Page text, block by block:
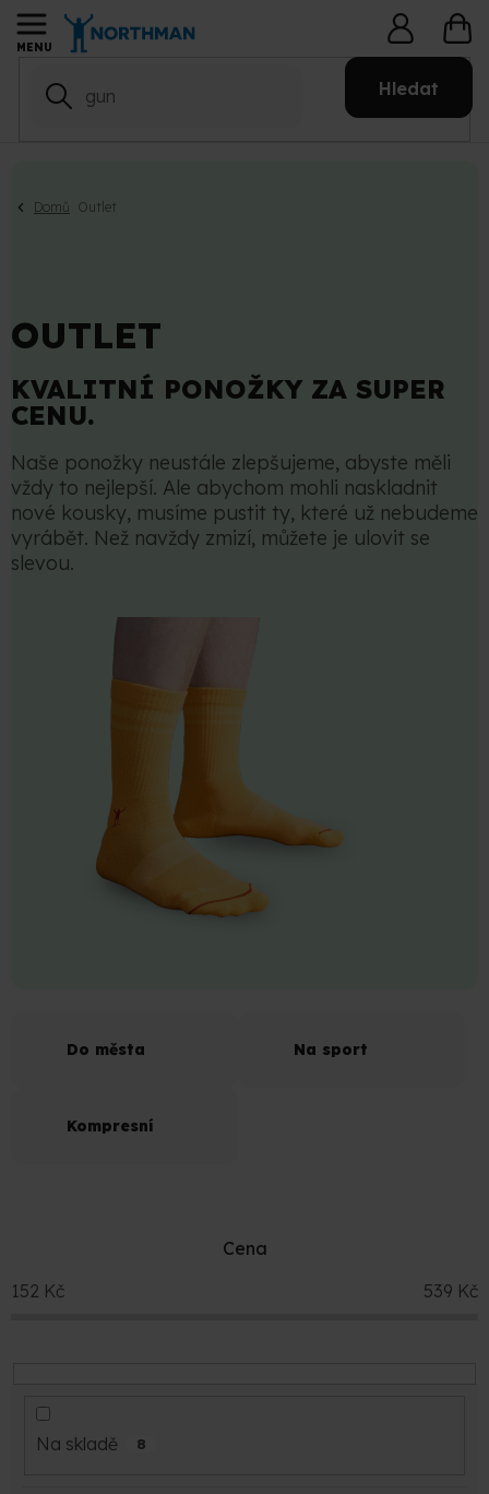
Přejít
na
Hledat
Domů Outlet
OUTLET
KVALITNÍ PONOŽKY ZA SUPER
CENU.
Naše ponožky neustále zlepšujeme, abyste měli
vždy to nejlepší. Ale abychom mohli naskladnit
nové kousky, musíme pustit ty, které už nebudeme
vyrábět. Než navždy zmizí, můžete je ulovit se
slevou.
Do města Na sport
Kompresní
Cena
152 Kč 539 Kč
Na skladě 8